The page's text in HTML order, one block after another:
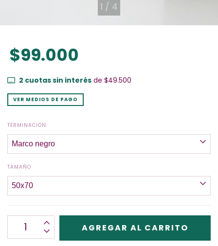
1 / 4
$99.000
2 cuotas sin interésde $49.500
VER MEDIOS DE PAGO
TERMINACION
TAMAÑO